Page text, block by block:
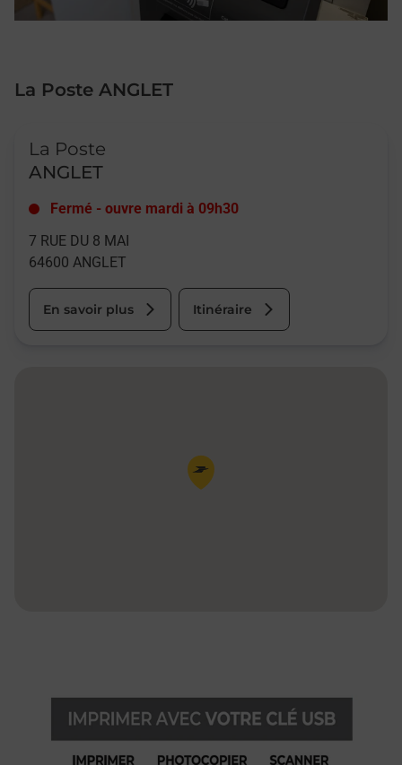
La Poste ANGLET
La Poste
ANGLET
Fermé - ouvre mardi à 09h30
7 RUE DU 8 MAI
64600 ANGLET
En savoir plus Itinéraire
Pin de la carte